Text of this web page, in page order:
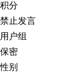
积分
禁止发言
用户组
保密
性别